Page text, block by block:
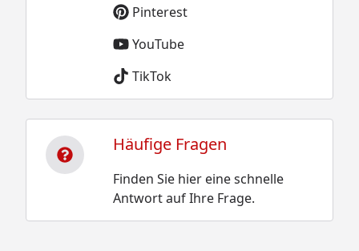
Pinterest
YouTube
TikTok
Häufige Fragen
Finden Sie hier eine schnelle
Antwort auf Ihre Frage.